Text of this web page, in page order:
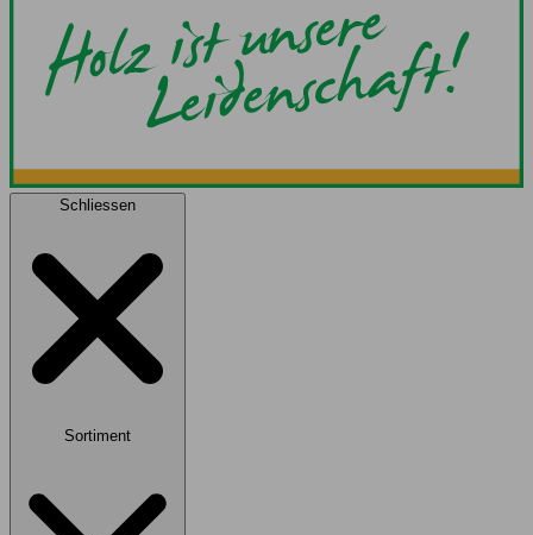
Schliessen
Sortiment